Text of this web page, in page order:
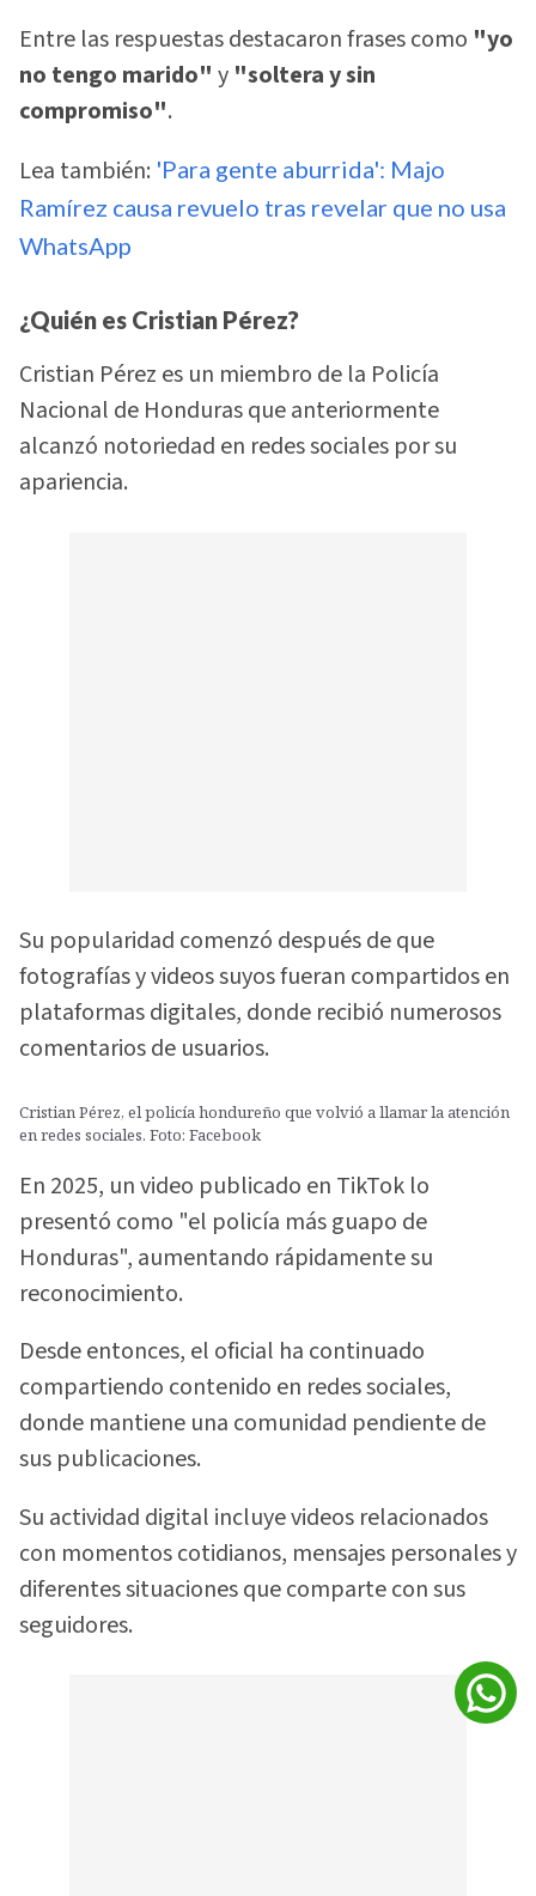
Entre las respuestas destacaron frases como "yo
no tengo marido" y "soltera y sin
compromiso".
Lea también: 'Para gente aburrida': Majo
Ramírez causa revuelo tras revelar que no usa
WhatsApp
¿Quién es Cristian Pérez?
Cristian Pérez es un miembro de la Policía
Nacional de Honduras que anteriormente
alcanzó notoriedad en redes sociales por su
apariencia.
Su popularidad comenzó después de que
fotografías y videos suyos fueran compartidos en
plataformas digitales, donde recibió numerosos
comentarios de usuarios.
Cristian Pérez, el policía hondureño que volvió a llamar la atención
en redes sociales. Foto: Facebook
En 2025, un video publicado en TikTok lo
presentó como "el policía más guapo de
Honduras", aumentando rápidamente su
reconocimiento.
Desde entonces, el oficial ha continuado
compartiendo contenido en redes sociales,
donde mantiene una comunidad pendiente de
sus publicaciones.
Su actividad digital incluye videos relacionados
con momentos cotidianos, mensajes personales y
diferentes situaciones que comparte con sus
seguidores.